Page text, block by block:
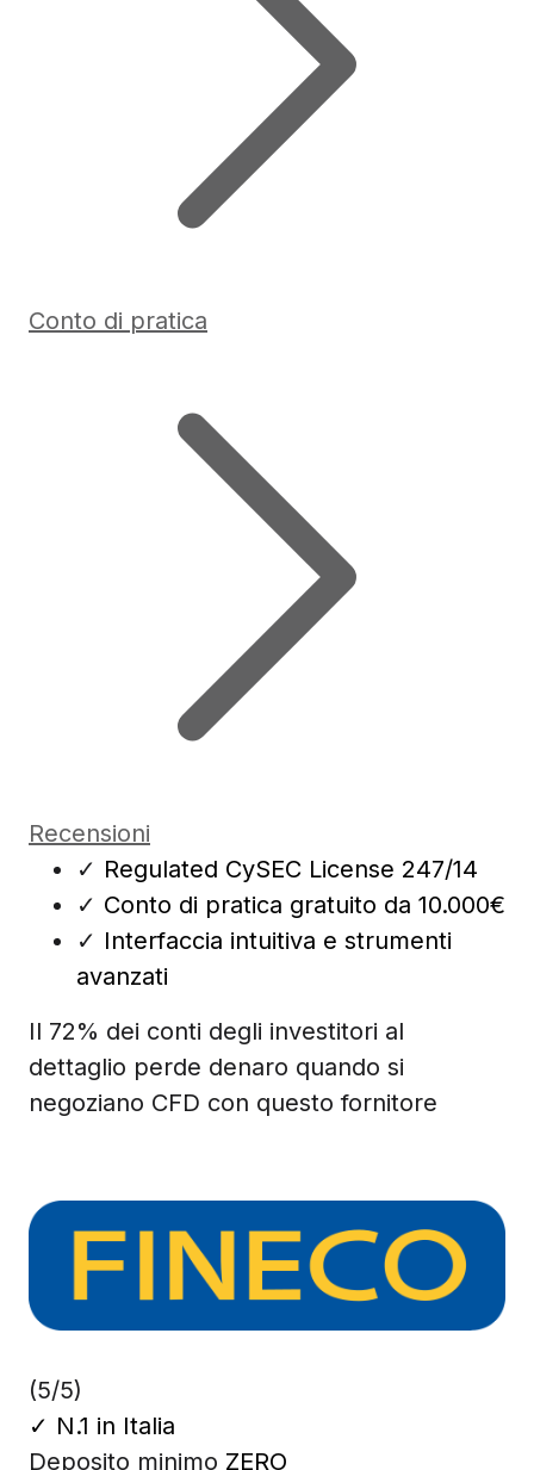
Conto di pratica
Recensioni
✓ Regulated CySEC License 247/14
✓ Conto di pratica gratuito da 10.000€
✓ Interfaccia intuitiva e strumenti
avanzati
Il 72% dei conti degli investitori al
dettaglio perde denaro quando si
negoziano CFD con questo fornitore
(5/5)
✓ N.1 in Italia
Deposito minimo ZERO